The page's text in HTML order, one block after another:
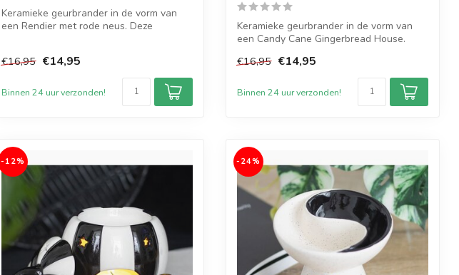
Keramieke geurbrander in de vorm van
een Rendier met rode neus. Deze
€16,95 €14,95
Binnen 24 uur verzonden!
Keramieke geurbrander in de vorm van
een Candy Cane Gingerbread House.
€16,95 €14,95
Binnen 24 uur verzonden!
-12% -24%